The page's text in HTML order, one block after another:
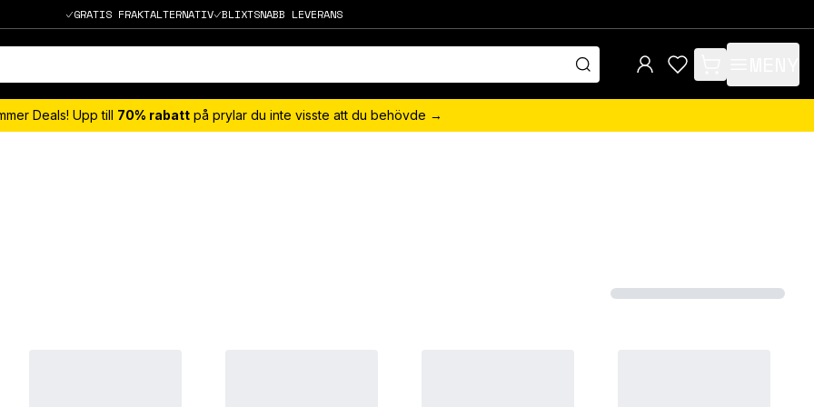
GRATIS FRAKTALTERNATIV BLIXTSNABB LEVERANS
items in cart, view
Deals! Upp till 70% rabatt på prylar du inte visste att du behövde →